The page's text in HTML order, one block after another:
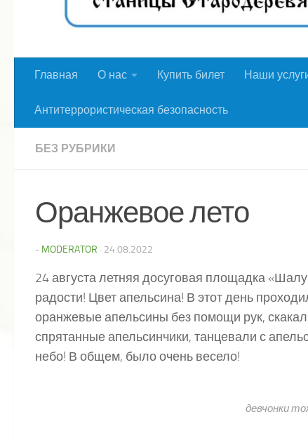
Главная О нас Купить билет Наши
Антитеррористическая безопасность
БЕЗ РУБРИКИ
Оранжевое лето
- MODERATOR · 24.08.2022
24 августа летняя досуговая площадка
радости! Цвет апельсина! В этот день
оранжевые апельсины без помощи рук,
спрятанные апельсинчики, танцевали с
небо! В общем, было очень весело!
девчонки